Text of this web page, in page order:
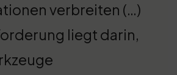
verbreiten (…)
liegt darin,